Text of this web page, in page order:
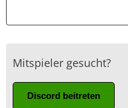
Mitspieler gesucht?
Discord beitreten